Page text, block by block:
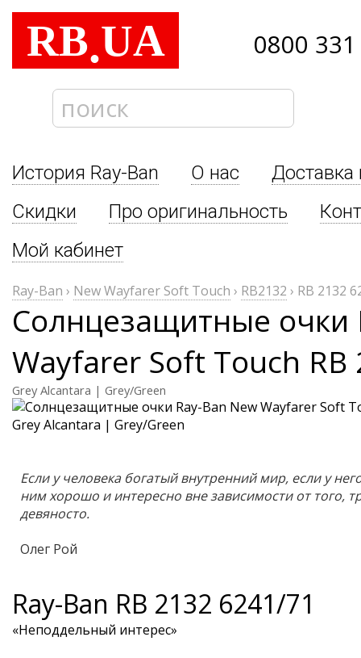
RB.UA 0800
История Ray-Ban О нас
Доставка
Скидки
Про оригинальность
Мой кабинет
Ray-Ban › New Wayfarer Soft Touch › RB2132 › RB 2132
Солнцезащитные очки
Wayfarer Soft Touch RB
Grey Alcantara | Grey/Green
Если у человека богатый внутренний мир, если у
ним хорошо и интересно вне зависимости от того,
девяносто.
Олег Рой
Ray-Ban RB 2132 6241/71
«Неподдельный интерес»